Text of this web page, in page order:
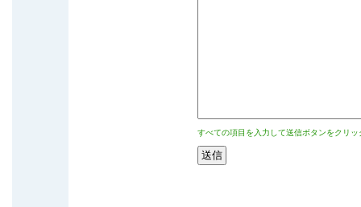
すべての項目を入力して送信ボタンをクリッ